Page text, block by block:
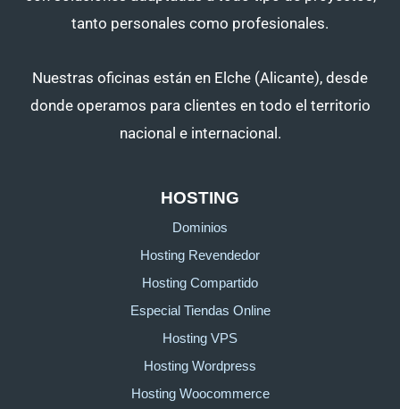
tanto personales como profesionales.
Nuestras oficinas están en Elche (Alicante), desde
donde operamos para clientes en todo el territorio
nacional e internacional.
HOSTING
Dominios
Hosting Revendedor
Hosting Compartido
Especial Tiendas Online
Hosting VPS
Hosting Wordpress
Hosting Woocommerce